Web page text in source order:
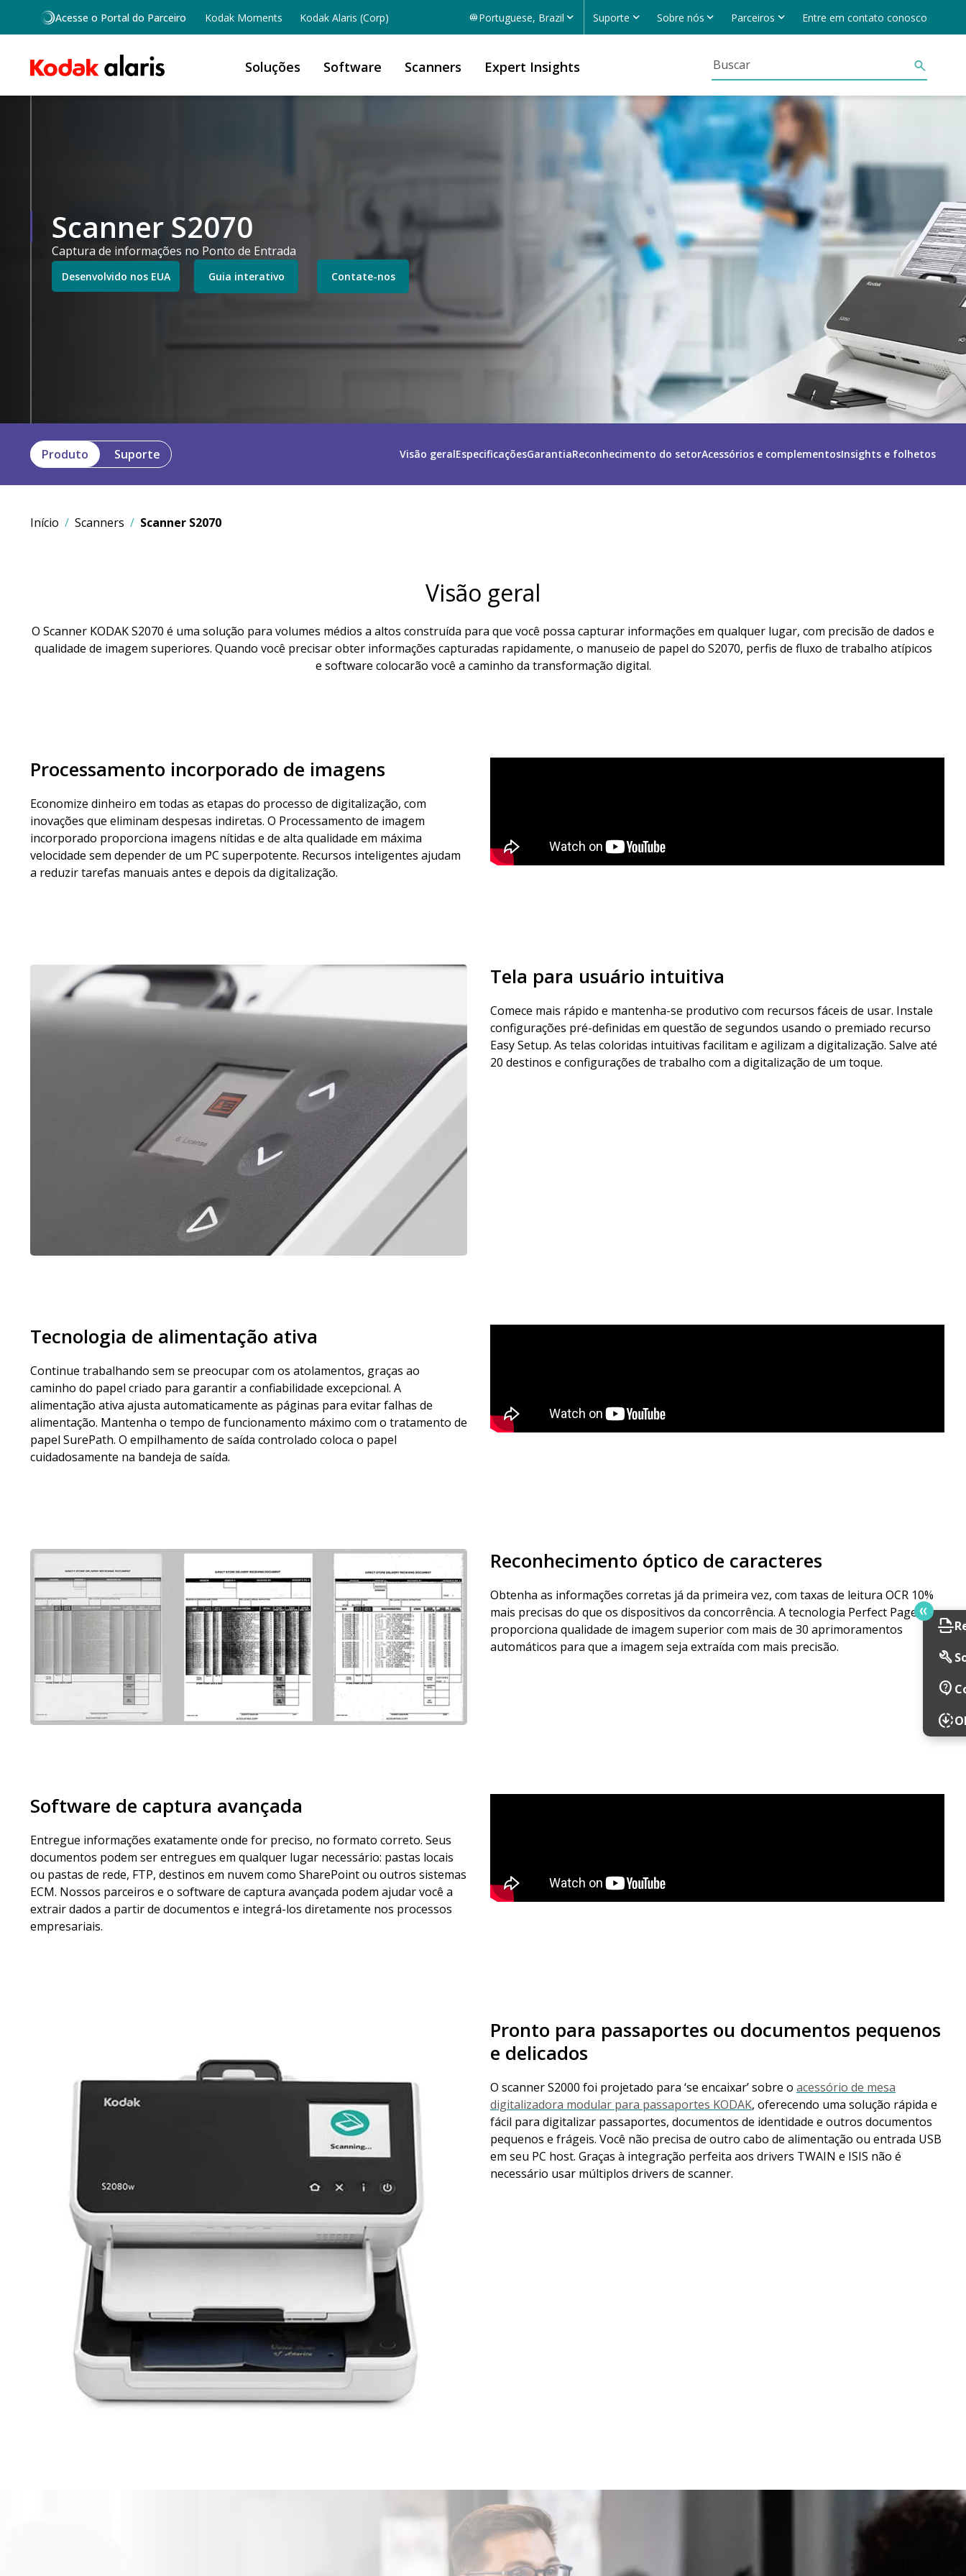
Skip to main content
Acesse o Portal do Parceiro Kodak Moments Kodak Alaris (Corp) Portuguese, Brazil Suporte Sobre nós Parceiros Entre em contato conosco
Soluções Software Scanners Expert Insights
Scanner S2070
Captura de informações no Ponto de Entrada
Desenvolvido nos EUA Guia interativo Contate-nos
Produto Suporte Visão geralEspecificaçõesGarantiaReconhecimento do setorAcessórios e complementosInsights e folhetos
Início Scanners Scanner S2070
Visão geral
O Scanner KODAK S2070 é uma solução para volumes médios a altos construída para que você possa capturar informações em qualquer lugar, com precisão de dados e
qualidade de imagem superiores. Quando você precisar obter informações capturadas rapidamente, o manuseio de papel do S2070, perfis de fluxo de trabalho atípicos
e software colocarão você a caminho da transformação digital.
Processamento incorporado de imagens
Economize dinheiro em todas as etapas do processo de digitalização, com
inovações que eliminam despesas indiretas. O Processamento de imagem
incorporado proporciona imagens nítidas e de alta qualidade em máxima
velocidade sem depender de um PC superpotente. Recursos inteligentes ajudam
a reduzir tarefas manuais antes e depois da digitalização.
Tela para usuário intuitiva
Comece mais rápido e mantenha-se produtivo com recursos fáceis de usar. Instale
configurações pré-definidas em questão de segundos usando o premiado recurso
Easy Setup. As telas coloridas intuitivas facilitam e agilizam a digitalização. Salve até
20 destinos e configurações de trabalho com a digitalização de um toque.
Tecnologia de alimentação ativa
Continue trabalhando sem se preocupar com os atolamentos, graças ao
caminho do papel criado para garantir a confiabilidade excepcional. A
alimentação ativa ajusta automaticamente as páginas para evitar falhas de
alimentação. Mantenha o tempo de funcionamento máximo com o tratamento de
papel SurePath. O empilhamento de saída controlado coloca o papel
cuidadosamente na bandeja de saída.
Imagem Reconhecimento óptico de caracteres
Obtenha as informações corretas já da primeira vez, com taxas de leitura OCR 10%
mais precisas do que os dispositivos da concorrência. A tecnologia Perfect Page
proporciona qualidade de imagem superior com mais de 30 aprimoramentos
automáticos para que a imagem seja extraída com mais precisão.
Software de captura avançada
Entregue informações exatamente onde for preciso, no formato correto. Seus
documentos podem ser entregues em qualquer lugar necessário: pastas locais
ou pastas de rede, FTP, destinos em nuvem como SharePoint ou outros sistemas
ECM. Nossos parceiros e o software de captura avançada podem ajudar você a
extrair dados a partir de documentos e integrá-los diretamente nos processos
empresariais.
Pronto para passaportes ou documentos pequenos
e delicados
O scanner S2000 foi projetado para ‘se encaixar’ sobre o acessório de mesa
digitalizadora modular para passaportes KODAK, oferecendo uma solução rápida e
fácil para digitalizar passaportes, documentos de identidade e outros documentos
pequenos e frágeis. Você não precisa de outro cabo de alimentação ou entrada USB
em seu PC host. Graças à integração perfeita aos drivers TWAIN e ISIS não é
necessário usar múltiplos drivers de scanner.
scan
build
contact_support
downloading